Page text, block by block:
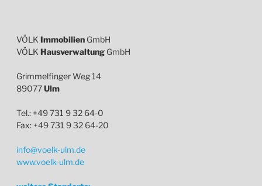
VÖLK Immobilien GmbH
VÖLK Hausverwaltung GmbH
Grimmelfinger Weg 14
89077Ulm
Tel.: +49 731 9 32 64-0
Fax: +49 731 9 32 64-20
info@voelk-ulm.de
www.voelk-ulm.de